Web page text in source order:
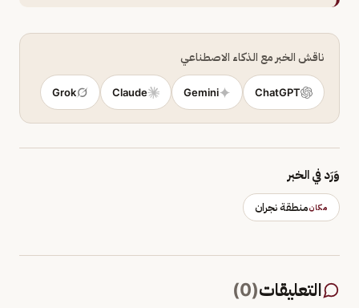
ناقش الخبر مع الذكاء الاصطناعي
ChatGPT
Gemini
Claude
Grok
وَرَد في الخبر
مكانمنطقة نجران
التعليقات(
0
)